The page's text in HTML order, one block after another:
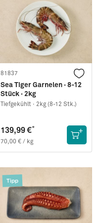
81837
Sea Tiger Garnelen · 8-12
Stück · 2kg
Tiefgekühlt · 2kg (8-12 Stk.)
139,99 €*
70,00 € / kg
Tipp